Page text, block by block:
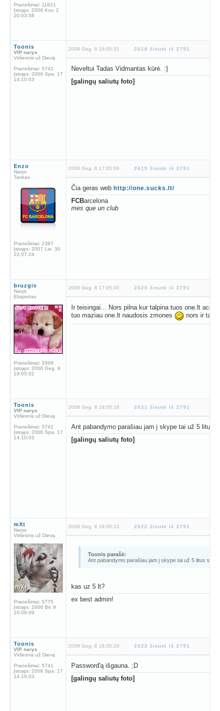
Pranešimai: 11821
Įstojęs: 2006 Kov. 2
20:03:58
Toonis
VIP narys
Viršesnis už Dievą
Pranešimai: 5741
Įstojęs: 2006 Spa. 17
14:10:03
2008 Geg. 8 16:05:31 2618 žinutė iš 2791
Neveltui Tadas Vidmantas kūrė. :}
[galingų saliutų foto]
Enzo
Narys
Tankas
Pranešimai: 2397
Įstojęs: 2007 Lie. 30
22:07:24
2008 Geg. 8 17:05:09 2619 žinutė iš 2791
Čia geras web http://one.sucks.lt/
FCBarcelona
mes que un club
bruzgis
Narys
Ekspertas
Pranešimai: 3368
Įstojęs: 2006 Geg. 9
18:05:02
2008 Geg. 8 17:05:45 2620 žinutė iš 2791
Ir teisingai... Nors pilna kur talpina tuos one.lt acc
tuo maziau one.lt naudosis zmones
nors ir tai
Toonis
VIP narys
Viršesnis už Dievą
Pranešimai: 5741
Įstojęs: 2006 Spa. 17
14:10:03
2008 Geg. 8 18:05:18 2621 žinutė iš 2791
Ant pabandymo parašiau jam į skype tai už 5 litus
[galingų saliutų foto]
mXt
Narys
Viršesnis už Dievą
Pranešimai: 5775
Įstojęs: 2006 Bir. 9
16:06:09
2008 Geg. 8 18:05:23 2622 žinutė iš 2791
Toonis parašė:
Ant pabandymo parašiau jam į skype tai už 5 litus sako
kas uz 5 lt?
ex best admin!
Toonis
VIP narys
Viršesnis už Dievą
Pranešimai: 5741
Įstojęs: 2006 Spa. 17
14:10:03
2008 Geg. 8 18:05:29 2623 žinutė iš 2791
Password'ą išgauna. ;D
[galingų saliutų foto]